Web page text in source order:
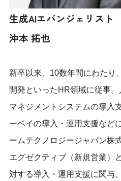
生成AIエバンジェリスト
沖本 拓也
新卒以来、10数年間にわたり
開発といったHR領域に従事
マネジメントシステムの導入
ーベイの導入・運用支援など
ームテクノロジージャパン株
エグゼクティブ（新規営業）
対する導入・運用支援に関与